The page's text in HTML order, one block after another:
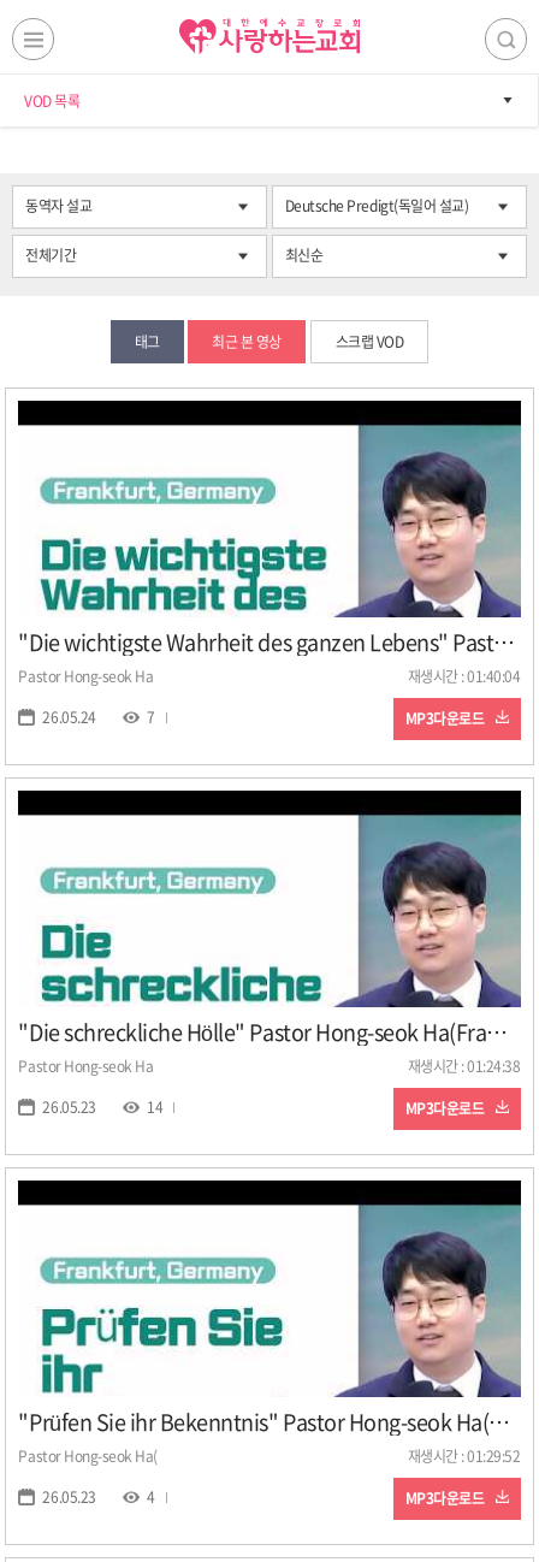
VOD 목록
동역자 설교 Deutsche Predigt(독일어 설교)
전체기간 최신순
태그 최근 본 영상 스크랩 VOD
"Die wichtigste Wahrheit des ganzen Lebens" Pastor Hong-seok Ha(Frankfurt, Germany)
Pastor Hong-seok Ha
재생시간 : 01:40:04
26.05.24
7 MP3다운로드
"Die schreckliche Hölle" Pastor Hong-seok Ha(Frankfurt, Germany)
Pastor Hong-seok Ha
재생시간 : 01:24:38
26.05.23
14 MP3다운로드
"Prüfen Sie ihr Bekenntnis" Pastor Hong-seok Ha(Frankfurt, Germany)
Pastor Hong-seok Ha(
재생시간 : 01:29:52
26.05.23
4 MP3다운로드